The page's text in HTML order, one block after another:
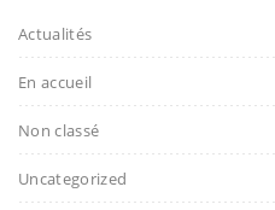
Actualités
En accueil
Non classé
Uncategorized